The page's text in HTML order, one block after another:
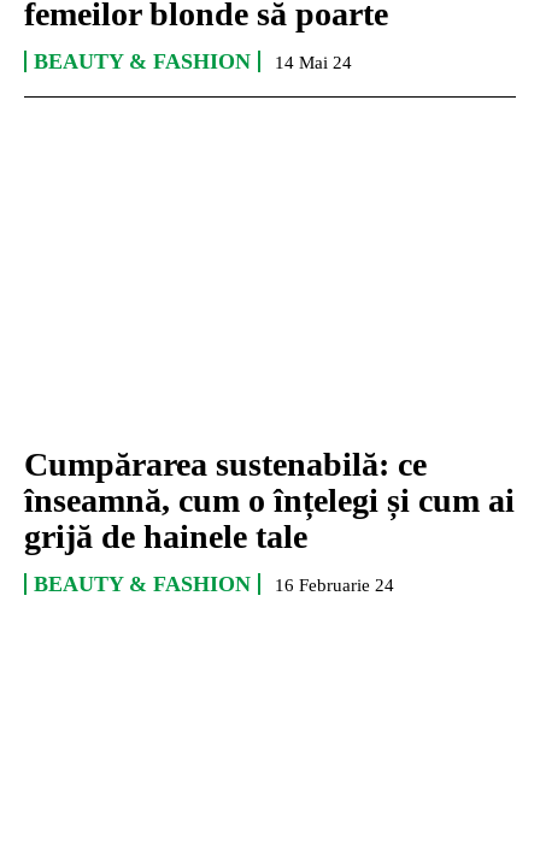
femeilor blonde să poarte
BEAUTY & FASHION 14 Mai 24
Cumpărarea sustenabilă: ce
înseamnă, cum o înțelegi și cum ai
grijă de hainele tale
BEAUTY & FASHION 16 Februarie 24